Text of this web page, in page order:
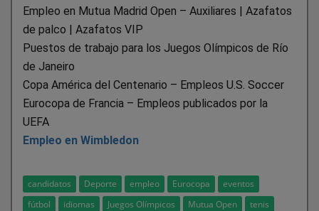
Empleo en Mutua Madrid Open – Auxiliares | Azafatos
de palco | Azafatos VIP
Puestos de trabajo para los Juegos Olímpicos de Río
de Janeiro
Copa América del Centenario – Empleos U.S. Soccer
Eurocopa de Francia – Empleos publicados por la
UEFA
Empleo en Wimbledon
candidatos Deporte empleo Eurocopa
eventos
fútbol
idiomas Juegos Olímpicos Mutua Open
tenis